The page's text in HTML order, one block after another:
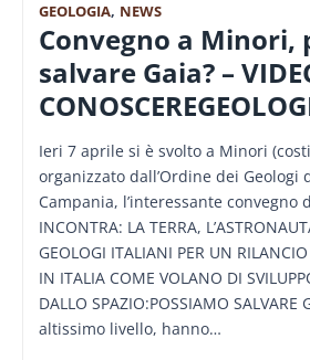
GEOLOGIA, NEWS
Convegno a Minori,
salvare Gaia? –
Ieri 7 aprile si è svolto a Minori
organizzato dall’Ordine dei Geologi
Campania, l’interessante convegno
INCONTRA: LA TERRA,
GEOLOGI ITALIANI PER UN
IN ITALIA COME VOLANO DI
DALLO SPAZIO:POSSIAMO
altissimo livello, hanno…